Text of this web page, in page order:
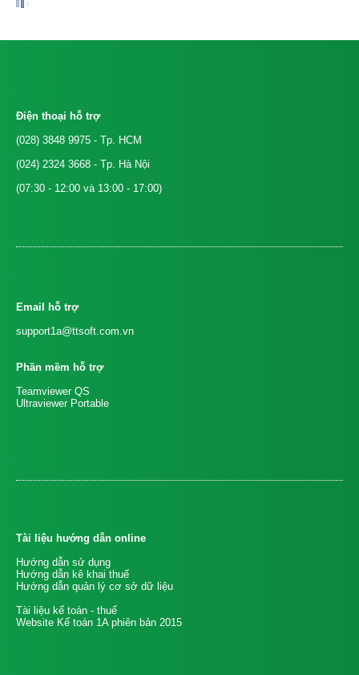
Điện thoại hỗ trợ
(028) 3848 9975 - Tp. HCM
(024) 2324 3668 - Tp. Hà Nội
(07:30 - 12:00 và 13:00 - 17:00)
Email hỗ trợ
support1a@ttsoft.com.vn
Phần mềm hỗ trợ
Teamviewer QS
Ultraviewer Portable
Tài liệu hướng dẫn online
Hướng dẫn sử dụng
Hướng dẫn kê khai thuế
Hướng dẫn quản lý cơ sở dữ liệu
Tài liệu kế toán - thuế
Website Kế toán 1A phiên bản 2015